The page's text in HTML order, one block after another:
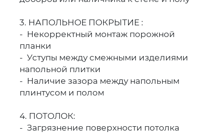
3. НАПОЛЬНОЕ ПОКРЫТИЕ :
- Некорректный монтаж порожной
планки
- Уступы между смежными изделиями
напольной плитки
- Наличие зазора между напольным
плинтусом и полом
4. ПОТОЛОК:
- Загрязнение поверхности потолка